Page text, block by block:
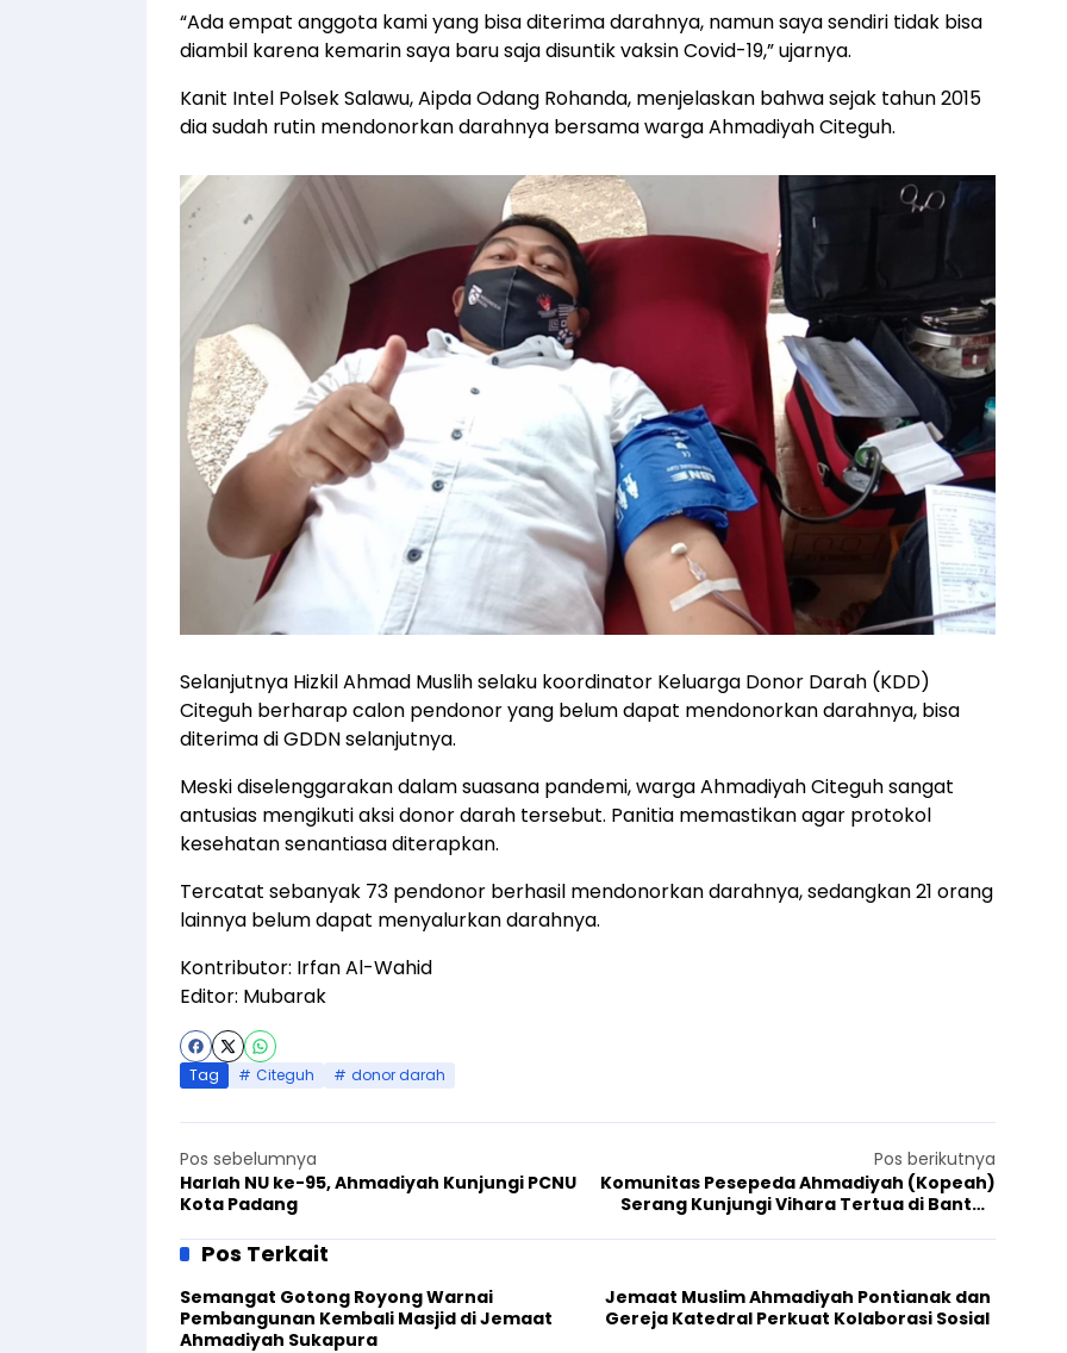
“Ada empat anggota kami yang bisa diterima darahnya, namun saya sendiri tidak bisa
diambil karena kemarin saya baru saja disuntik vaksin Covid-19,” ujarnya.
Kanit Intel Polsek Salawu, Aipda Odang Rohanda, menjelaskan bahwa sejak tahun 2015
dia sudah rutin mendonorkan darahnya bersama warga Ahmadiyah Citeguh.
Selanjutnya Hizkil Ahmad Muslih selaku koordinator Keluarga Donor Darah (KDD)
Citeguh berharap calon pendonor yang belum dapat mendonorkan darahnya, bisa
diterima di GDDN selanjutnya.
Meski diselenggarakan dalam suasana pandemi, warga Ahmadiyah Citeguh sangat
antusias mengikuti aksi donor darah tersebut. Panitia memastikan agar protokol
kesehatan senantiasa diterapkan.
Tercatat sebanyak 73 pendonor berhasil mendonorkan darahnya, sedangkan 21 orang
lainnya belum dapat menyalurkan darahnya.
Kontributor: Irfan Al-Wahid
Editor: Mubarak
Tag Citeguh donor darah
Pos sebelumnya
Harlah NU ke-95, Ahmadiyah Kunjungi PCNU
Kota Padang
Pos berikutnya
Komunitas Pesepeda Ahmadiyah (Kopeah)
Serang Kunjungi Vihara Tertua di Banten
Pos Terkait
Semangat Gotong Royong Warnai
Pembangunan Kembali Masjid di Jemaat
Ahmadiyah Sukapura
Jemaat Muslim Ahmadiyah Pontianak dan
Gereja Katedral Perkuat Kolaborasi Sosial